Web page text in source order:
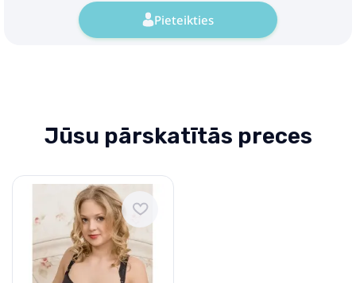
Pieteikties
Jūsu pārskatītās preces